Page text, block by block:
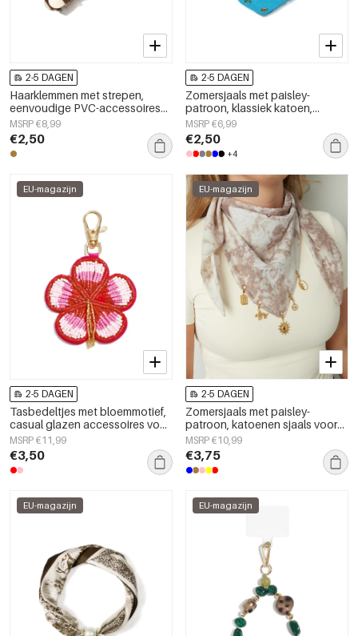
2-5 DAGEN
Haarklemmen met strepen,
eenvoudige PVC-accessoires
voor dagelijks gebruik
MSRP €8,99
€2,50
2-5 DAGEN
Zomersjaals met paisley-
patroon, klassiek katoen,
dagelijkse accessoires
MSRP €6,99
€2,50
+4
EU-magazijn
2-5 DAGEN
Tasbedeltjes met bloemmotief,
casual glazen accessoires voor
dagelijks gebruik.
MSRP €11,99
€3,50
EU-magazijn
2-5 DAGEN
Zomersjaals met paisley-
patroon, katoenen sjaals voor
dagelijks gebruik.
MSRP €10,99
€3,75
EU-magazijn EU-magazijn